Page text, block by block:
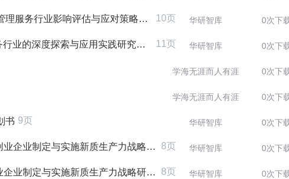
行业影响评估与应对策略研究报告 10页 华研智库 0次下
的深度探索与应用实践研究报告 11页 华研智库 0次下
学海无涯而人有涯 0次下
学海无涯而人有涯 0次下
书 9页 华研智库 0次下
制定与实施新质生产力战略研究报告 8页 华研智库 0次下
制定与实施新质生产力战略研究报告 8页 华研智库 0次下